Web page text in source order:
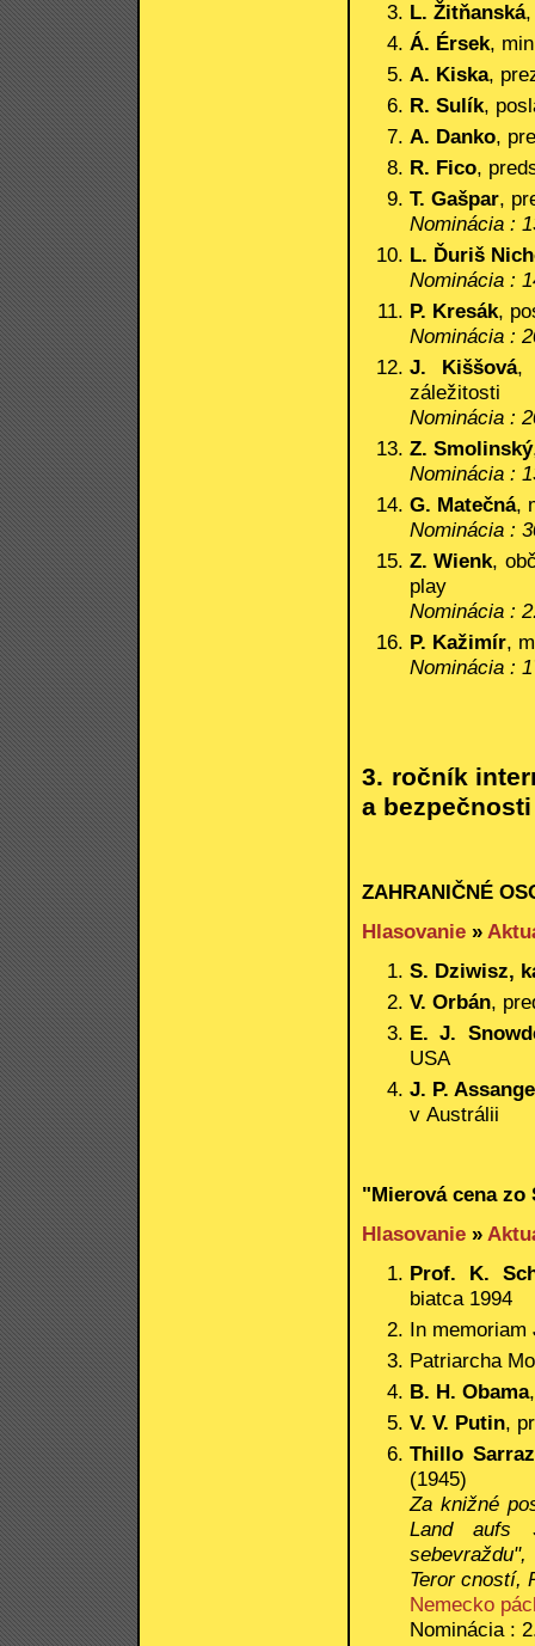
L. Žitňanská,
Á. Érsek,
A. Kiska,
R. Sulík,
A. Danko,
R. Fico,
T. Gašpar,
Nominácia :
L. Ďuriš
Nominácia :
P. Kresák,
Nominácia :
J. Kiššová,
záležitosti
Nominácia :
Z. Smolinský
Nominácia :
G. Matečná,
Nominácia :
Z. Wienk,
play
Nominácia :
P. Kažimír,
Nominácia :
3. ročník
a bezpečnosti
ZAHRANIČNÉ
Hlasovanie »
S. Dziwisz,
V. Orbán,
E. J.
USA
J. P. Assange
v Austrálii
"Mierová cena zo
Hlasovanie »
Prof. K.
biatca 1994
In memoriam
Patriarcha
B. H. Obama
V. V. Putin,
Thillo
(1945)
Za knižné
Land aufs
sebevraždu",
Teror cností,
Nemecko
Nominácia :